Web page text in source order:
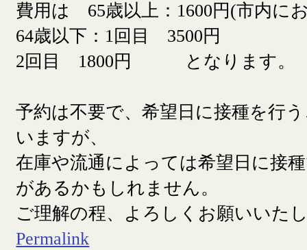
費用は 65歳以上：1600円(市内に
64歳以下：1回目 3500円
2回目 1800円 となります。
予約は不要で、希望日に接種を行
いますが、
在庫や流通によっては希望日に接
があるかもしれません。
ご理解の程、よろしくお願いいた
Permalink